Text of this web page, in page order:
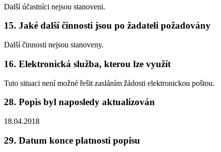
Další účastníci nejsou stanoveni.
15. Jaké další činnosti jsou po žadateli požadovány
Další činnosti nejsou stanoveny.
16. Elektronická služba, kterou lze využít
Tuto situaci není možné řešit zasláním žádosti elektronickou poštou.
28. Popis byl naposledy aktualizován
18.04.2018
29. Datum konce platnosti popisu